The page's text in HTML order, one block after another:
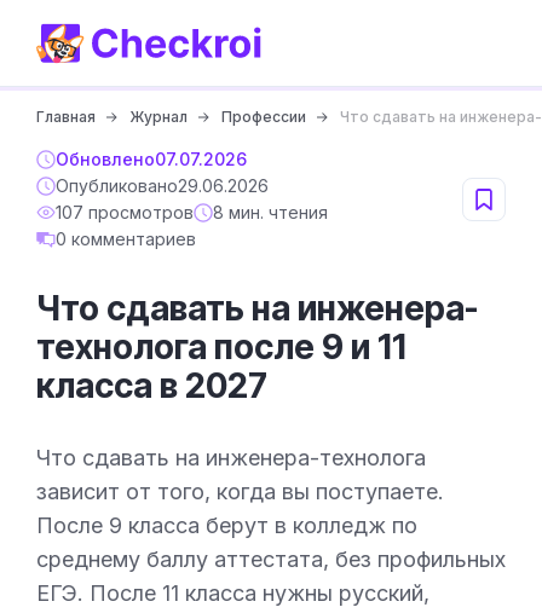
Главная Журнал Профессии Что сдавать на инженера-
Обновлено07.07.2026
Опубликовано29.06.2026
107 просмотров
8 мин. чтения
0 комментариев
Что сдавать на инженера-
технолога после 9 и 11
класса в 2027
Что сдавать на инженера-технолога
зависит от того, когда вы поступаете.
После 9 класса берут в колледж по
среднему баллу аттестата, без профильных
ЕГЭ. После 11 класса нужны русский,